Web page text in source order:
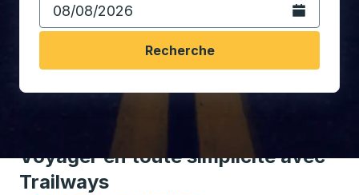
Ouvrez le
Recherche
Voyager en toute simplicité avec
Trailways